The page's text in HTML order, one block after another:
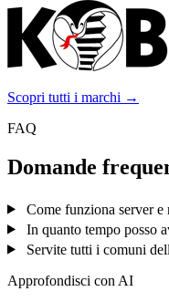
Scopri tutti i marchi →
FAQ
Domande
Come funziona server e
In quanto tempo posso
Servite tutti i comuni
Approfondisci con AI